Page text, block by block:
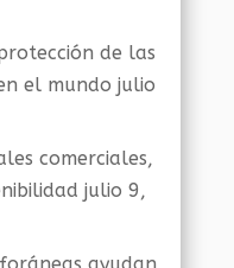
de las
el mundo julio
comerciales,
julio 9,
ayudan